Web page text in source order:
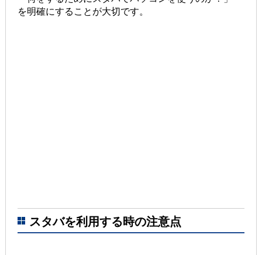
を明確にすることが大切です。
スタバを利用する時の注意点